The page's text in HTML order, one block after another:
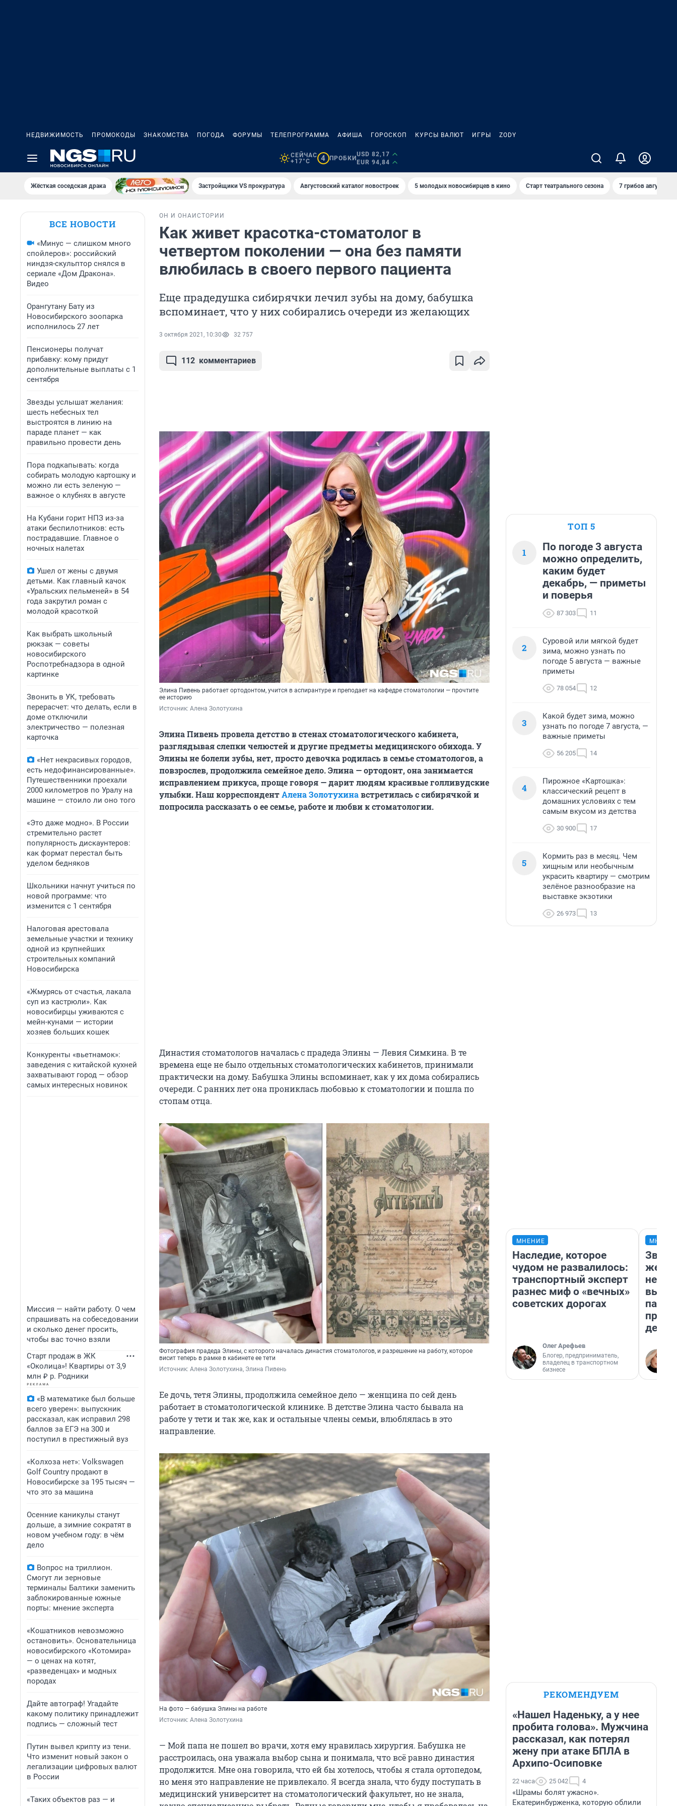
НЕДВИЖИМОСТЬ ПРОМОКОДЫ ЗНАКОМСТВА ПОГОДА ФОРУМЫ ТЕЛЕПРОГРАММА АФИША ГОРОСКОП КУРСЫ ВАЛЮТ ИГРЫ ZODY
СЕЙЧАС
+17°C
4 ПРОБКИ
USD 82,17
EUR 94,84
Жёсткая соседская драка Застройщики VS прокуратура Августовский каталог новостроек 5 молодых новосибирцев в кино Старт театрального сезона 7 грибов августа
ВСЕ НОВОСТИ
«Минус — слишком много
спойлеров»: российский
ниндзя-скульптор снялся в
сериале «Дом Дракона».
Видео
Орангутану Бату из
Новосибирского зоопарка
исполнилось 27 лет
Пенсионеры получат
прибавку: кому придут
дополнительные выплаты с 1
сентября
Звезды услышат желания:
шесть небесных тел
выстроятся в линию на
параде планет — как
правильно провести день
Пора подкапывать: когда
собирать молодую картошку и
можно ли есть зеленую —
важное о клубнях в августе
На Кубани горит НПЗ из-за
атаки беспилотников: есть
пострадавшие. Главное о
ночных налетах
Ушел от жены с двумя
детьми. Как главный качок
«Уральских пельменей» в 54
года закрутил роман с
молодой красоткой
Как выбрать школьный
рюкзак — советы
новосибирского
Роспотребнадзора в одной
картинке
Звонить в УК, требовать
перерасчет: что делать, если в
доме отключили
электричество — полезная
карточка
«Нет некрасивых городов,
есть недофинансированные».
Путешественники проехали
2000 километров по Уралу на
машине — стоило ли оно того
«Это даже модно». В России
стремительно растет
популярность дискаунтеров:
как формат перестал быть
уделом бедняков
Школьники начнут учиться по
новой программе: что
изменится с 1 сентября
Налоговая арестовала
земельные участки и технику
одной из крупнейших
строительных компаний
Новосибирска
«Жмурясь от счастья, лакала
суп из кастрюли». Как
новосибирцы уживаются с
мейн-кунами — истории
хозяев больших кошек
Конкуренты «вьетнамок»:
заведения с китайской кухней
захватывают город — обзор
самых интересных новинок
Миссия — найти работу. О чем
спрашивать на собеседовании
и сколько денег просить,
чтобы вас точно взяли
Старт продаж в ЖК
«Околица»! Квартиры от 3,9
млн ₽ р. Родники
«В математике был больше
всего уверен»: выпускник
рассказал, как исправил 298
баллов за ЕГЭ на 300 и
поступил в престижный вуз
«Колхоза нет»: Volkswagen
Golf Сountry продают в
Новосибирске за 195 тысяч —
что это за машина
Осенние каникулы станут
дольше, а зимние сократят в
новом учебном году: в чём
дело
Вопрос на триллион.
Смогут ли зерновые
терминалы Балтики заменить
заблокированные южные
порты: мнение эксперта
«Кошатников невозможно
остановить». Основательница
новосибирского «Котомира»
— о ценах на котят,
«разведенцах» и модных
породах
Дайте автограф! Угадайте
какому политику принадлежит
подпись — сложный тест
Путин вывел крипту из тени.
Что изменит новый закон о
легализации цифровых валют
в России
«Таких объектов раз — и
ОН И ОНА ИСТОРИИ
Как живет красотка-стоматолог в
четвертом поколении — она без памяти
влюбилась в своего первого пациента
Еще прадедушка сибирячки лечил зубы на дому, бабушка
вспоминает, что у них собирались очереди из желающих
3 октября 2021, 10:30 32 757
112 комментариев
Элина Пивень работает ортодонтом, учится в аспирантуре и преподает на кафедре стоматологии — прочтите
ее историю
Источник: Алена Золотухина
Элина Пивень провела детство в стенах стоматологического кабинета,
разглядывая слепки челюстей и другие предметы медицинского обихода. У
Элины не болели зубы, нет, просто девочка родилась в семье стоматологов, а
повзрослев, продолжила семейное дело. Элина — ортодонт, она занимается
исправлением прикуса, проще говоря — дарит людям красивые голливудские
улыбки. Наш корреспондентАлена Золотухинавстретилась с сибирячкой и
попросила рассказать о ее семье, работе и любви к стоматологии.
Династия стоматологов началась с прадеда Элины — Левия Симкина. В те
времена еще не было отдельных стоматологических кабинетов, принимали
практически на дому. Бабушка Элины вспоминает, как у их дома собирались
очереди. С ранних лет она прониклась любовью к стоматологии и пошла по
стопам отца.
Фотография прадеда Элины, с которого началась династия стоматологов, и разрешение на работу, которое
висит теперь в рамке в кабинете ее тети
Источник: Алена Золотухина, Элина Пивень
Ее дочь, тетя Элины, продолжила семейное дело — женщина по сей день
работает в стоматологической клинике. В детстве Элина часто бывала на
работе у тети и так же, как и остальные члены семьи, влюблялась в это
направление.
На фото — бабушка Элины на работе
Источник: Алена Золотухина
— Мой папа не пошел во врачи, хотя ему нравилась хирургия. Бабушка не
расстроилась, она уважала выбор сына и понимала, что всё равно династия
продолжится. Мне она говорила, что ей бы хотелось, чтобы я стала ортопедом,
но меня это направление не привлекало. Я всегда знала, что буду поступать в
медицинский университет на стоматологический факультет, но не знала,
ТОП 5
1
По погоде 3 августа
можно определить,
каким будет
декабрь, — приметы
и поверья
87 303 11
2
Суровой или мягкой будет
зима, можно узнать по
погоде 5 августа — важные
приметы
78 054 12
3
Какой будет зима, можно
узнать по погоде 7 августа, —
важные приметы
56 205 14
4
Пирожное «Картошка»:
классический рецепт в
домашних условиях с тем
самым вкусом из детства
30 900 17
5
Кормить раз в месяц. Чем
хищным или необычным
украсить квартиру — смотрим
зелёное разнообразие на
выставке экзотики
26 973 13
МНЕНИЕ
Наследие, которое
чудом не развалилось:
транспортный эксперт
разнес миф о «вечных»
советских дорогах
Олег Арефьев
Блогер, предприниматель,
владелец в транспортном
бизнесе
день
РЕКОМЕНДУЕМ
«Нашел Наденьку, а у нее
пробита голова». Мужчина
рассказал, как потерял
жену при атаке БПЛА в
Архипо-Осиповке
22 часа 25 042 4
«Шрамы болят ужасно».
Екатеринбурженка, которую облили